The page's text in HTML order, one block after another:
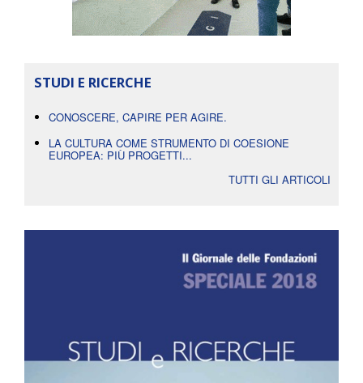
STUDI E RICERCHE
CONOSCERE, CAPIRE PER AGIRE.
LA CULTURA COME STRUMENTO DI COESIONE
EUROPEA: PIÙ PROGETTI...
TUTTI GLI ARTICOLI